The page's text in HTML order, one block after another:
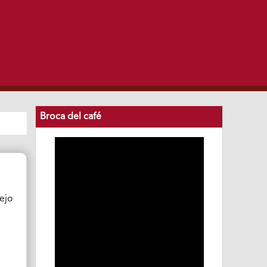
Broca del café